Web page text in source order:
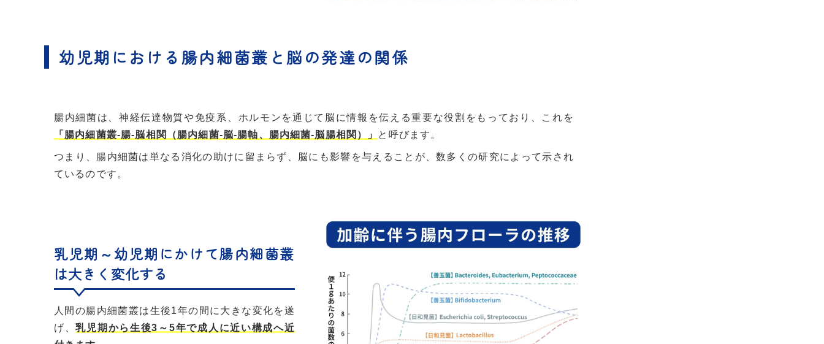
幼児期における腸内細菌叢と脳の発達の関係
腸内細菌は、神経伝達物質や免疫系、ホルモンを通じて脳に情報を伝える重要な役割をもっており、これを
「腸内細菌叢-腸-脳相関（腸内細菌-脳-腸軸、腸内細菌-脳腸相関）」 と呼びます。
つまり、腸内細菌は単なる消化の助けに留まらず、脳にも影響を与えることが、数多くの研究によって示され
ているのです。
乳児期～幼児期にかけて腸内細菌叢
は大きく変化する
人間の腸内細菌叢は生後1年の間に大きな変化を遂
げ、乳児期から生後3～5年で成人に近い構成へ近